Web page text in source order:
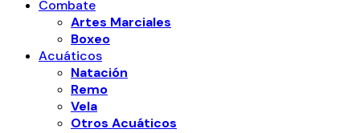
Combate
Artes Marciales
Boxeo
Acuáticos
Natación
Remo
Vela
Otros Acuáticos